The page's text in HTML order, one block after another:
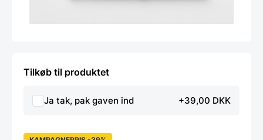
Tilkøb til produktet
Ja tak, pak gaven ind +39,00 DKK